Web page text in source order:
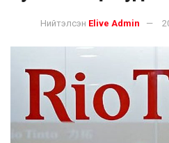
Нийтэлсэн Elive Admin